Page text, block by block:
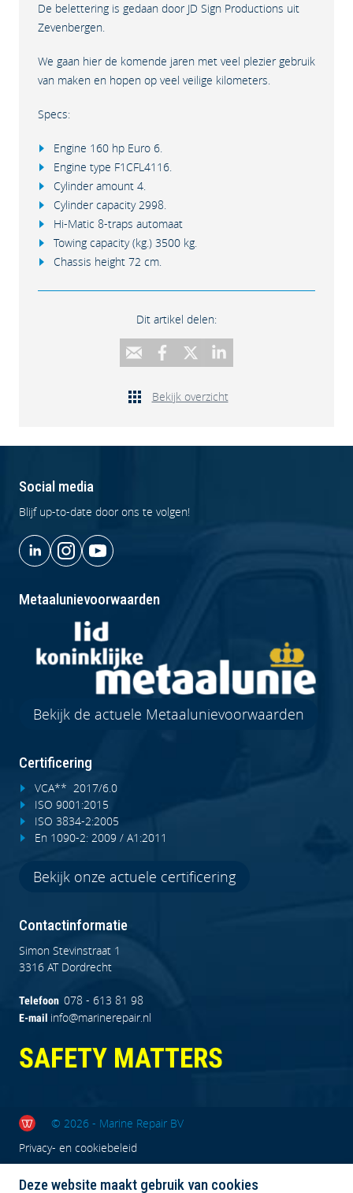
De belettering is gedaan door JD Sign Productions uit
Zevenbergen.
We gaan hier de komende jaren met veel plezier gebruik
van maken en hopen op veel veilige kilometers.
Specs:
Engine 160 hp Euro 6.
Engine type F1CFL4116.
Cylinder amount 4.
Cylinder capacity 2998.
Hi-Matic 8-traps automaat
Towing capacity (kg.) 3500 kg.
Chassis height 72 cm.
Dit artikel delen:
Bekijk overzicht
Social media
Blijf up-to-date door ons te volgen!
Metaalunievoorwaarden
Bekijk de actuele Metaalunievoorwaarden
Certificering
VCA** 2017/6.0
ISO 9001:2015
ISO 3834-2:2005
En 1090-2: 2009 / A1:2011
Bekijk onze actuele certificering
Contactinformatie
Simon Stevinstraat 1
3316 AT Dordrecht
Telefoon 078 - 613 81 98
E-mail info@marinerepair.nl
SAFETY MATTERS
© 2026 - Marine Repair BV
Privacy- en cookiebeleid
Deze website maakt gebruik van cookies